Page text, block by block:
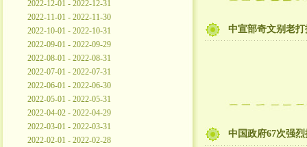
2022-12-01 - 2022-12-31
2022-11-01 - 2022-11-30
2022-10-01 - 2022-10-31
2022-09-01 - 2022-09-29
2022-08-01 - 2022-08-31
2022-07-01 - 2022-07-31
2022-06-01 - 2022-06-30
2022-05-01 - 2022-05-31
2022-04-02 - 2022-04-29
2022-03-01 - 2022-03-31
2022-02-01 - 2022-02-28
中宣部奇文别老
中国政府67次强